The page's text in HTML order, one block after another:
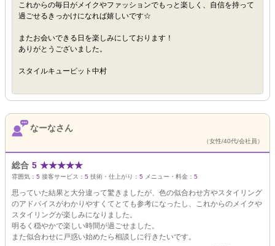
これからの毎日がメイクやファッションでもっと楽しく、自信を持って
過ごせるきっかけになれば嬉しいです☆
またお会いできる日を楽しみにしております！
ありがとうございました。
スタイルキューピット中村
なーなさん
（女性/40代/会社員）
総合 5 ★★★★★
雰囲気： 5 接客サービス： 5 技術・仕上がり： 5 メニュー・料金： 5
思っていた結果と大分違って驚きましたが、色の似合わせ方やスタイリング
のアドバイスがわかりやすくてとても参考になったし、これからのメイクや
スタイリングが楽しみになりました。
明るく穏やかで楽しい時間が過ごせました。
また似合わせに戸惑い始めたら相談しに行きたいです。